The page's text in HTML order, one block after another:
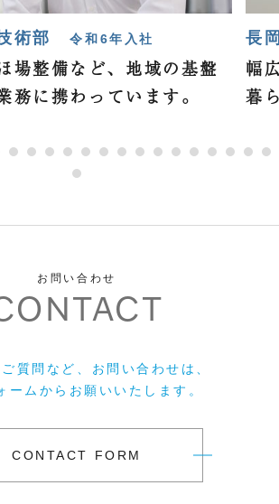
技術部令和6年入社
場整備など、 地域の基盤
務に携わっています。
長
幅
暮
お問い合わせ
質問など、お問い合わせは、
ームからお願いいたします。
CONTACT FORM